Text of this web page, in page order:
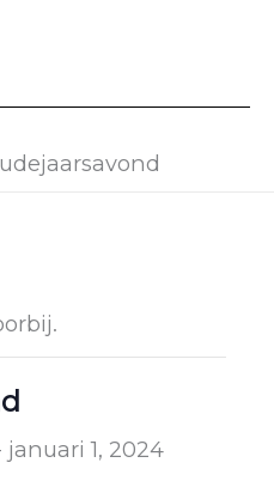
januari 1, 2024